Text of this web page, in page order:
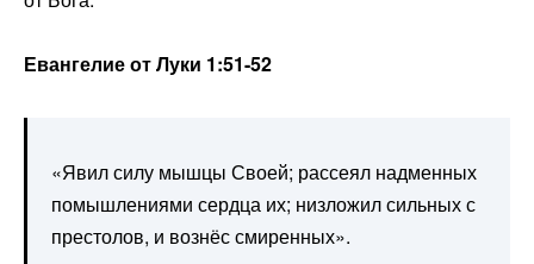
Евангелие от Луки 1:51-52
«Явил силу мышцы Своей; рассеял надменных
помышлениями сердца их; низложил сильных с
престолов, и вознёс смиренных».